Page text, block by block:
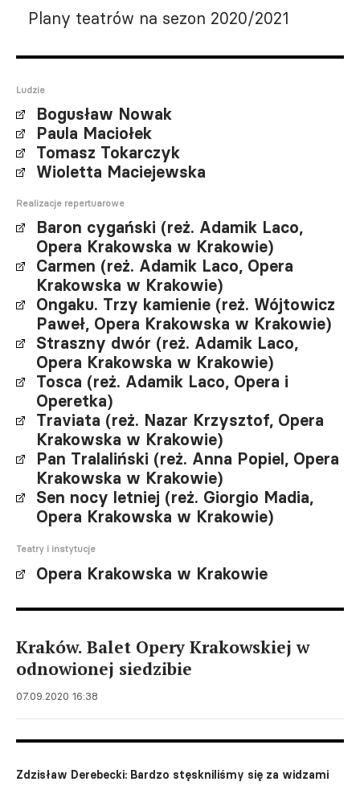
Plany teatrów na sezon 2020/2021
Ludzie
Bogusław Nowak
Paula Maciołek
Tomasz Tokarczyk
Wioletta Maciejewska
Realizacje repertuarowe
Baron cygański (reż. Adamik Laco,
Opera Krakowska w Krakowie)
Carmen (reż. Adamik Laco, Opera
Krakowska w Krakowie)
Ongaku. Trzy kamienie (reż. Wójtowicz
Paweł, Opera Krakowska w Krakowie)
Straszny dwór (reż. Adamik Laco,
Opera Krakowska w Krakowie)
Tosca (reż. Adamik Laco, Opera i
Operetka)
Traviata (reż. Nazar Krzysztof, Opera
Krakowska w Krakowie)
Pan Tralaliński (reż. Anna Popiel, Opera
Krakowska w Krakowie)
Sen nocy letniej (reż. Giorgio Madia,
Opera Krakowska w Krakowie)
Teatry i instytucje
Opera Krakowska w Krakowie
Kraków. Balet Opery Krakowskiej w
odnowionej siedzibie
07.09.2020 16:38
Zdzisław Derebecki: Bardzo stęskniliśmy się za widzami